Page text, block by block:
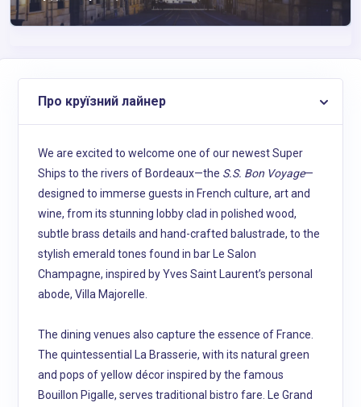
Про круїзний лайнер
We are excited to welcome one of our newest Super
Ships to the rivers of Bordeaux—the S.S. Bon Voyage—
designed to immerse guests in French culture, art and
wine, from its stunning lobby clad in polished wood,
subtle brass details and hand-crafted balustrade, to the
stylish emerald tones found in bar Le Salon
Champagne, inspired by Yves Saint Laurent’s personal
abode, Villa Majorelle.
The dining venues also capture the essence of France.
The quintessential La Brasserie, with its natural green
and pops of yellow décor inspired by the famous
Bouillon Pigalle, serves traditional bistro fare. Le Grand